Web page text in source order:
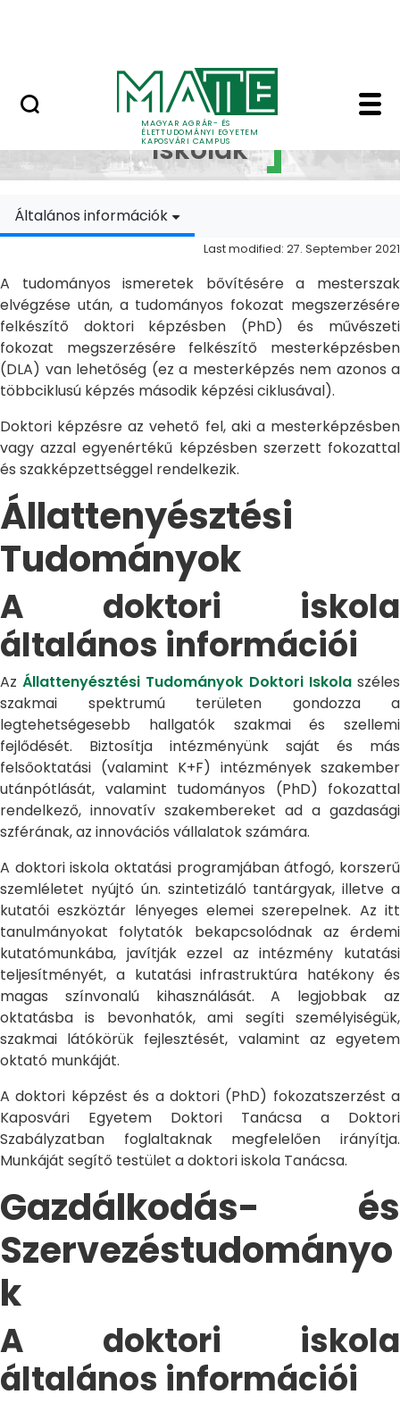
MAGYAR AGRÁR- ÉS
ÉLETTUDOMÁNYI EGYETEM
KAPOSVÁRI CAMPUS
Doktori Iskolák -
Doktori
Iskolák
Általános információk
Last modified: 27. September 2021
A tudományos ismeretek bővítésére a mesterszak
elvégzése után, a tudományos fokozat megszerzésére
felkészítő doktori képzésben (PhD) és művészeti
fokozat megszerzésére felkészítő mesterképzésben
(DLA) van lehetőség (ez a mesterképzés nem azonos a
többciklusú képzés második képzési ciklusával).
Doktori képzésre az vehető fel, aki a mesterképzésben
vagy azzal egyenértékű képzésben szerzett fokozattal
és szakképzettséggel rendelkezik.
Állattenyésztési
Tudományok
A doktori iskola
általános információi
AzÁllattenyésztési Tudományok Doktori Iskolaszéles
szakmai spektrumú területen gondozza a
legtehetségesebb hallgatók szakmai és szellemi
fejlődését. Biztosítja intézményünk saját és más
felsőoktatási (valamint K+F) intézmények szakember
utánpótlását, valamint tudományos (PhD) fokozattal
rendelkező, innovatív szakembereket ad a gazdasági
szférának, az innovációs vállalatok számára.
A doktori iskola oktatási programjában átfogó, korszerű
szemléletet nyújtó ún. szintetizáló tantárgyak, illetve a
kutatói eszköztár lényeges elemei szerepelnek. Az itt
tanulmányokat folytatók bekapcsolódnak az érdemi
kutatómunkába, javítják ezzel az intézmény kutatási
teljesítményét, a kutatási infrastruktúra hatékony és
magas színvonalú kihasználását. A legjobbak az
oktatásba is bevonhatók, ami segíti személyiségük,
szakmai látókörük fejlesztését, valamint az egyetem
oktató munkáját.
A doktori képzést és a doktori (PhD) fokozatszerzést a
Kaposvári Egyetem Doktori Tanácsa a Doktori
Szabályzatban foglaltaknak megfelelően irányítja.
Munkáját segítő testület a doktori iskola Tanácsa.
Gazdálkodás- és
Szervezéstudományo
k
A doktori iskola
általános információi